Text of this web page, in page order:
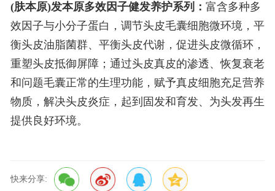
(肤本原)发本原多效因子健发养护系列： 富含多种多
效因子与小分子蛋白，调节头皮毛囊细胞微环境，平
衡头皮油脂菌群、平衡头皮代谢，促进头皮微循环，
重塑头皮抵御屏障；通过头皮真皮的渗透、恢复衰老
和问题毛囊正常的生理功能，赋予真皮细胞充足营养
物质，解决头皮炎症，起到固发和育发、为头发再生
提供良好环境。
快来分享: